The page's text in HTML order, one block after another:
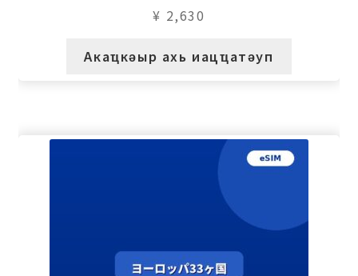
¥ 2,630
Акаҵкәыр ахь иацҵатәуп